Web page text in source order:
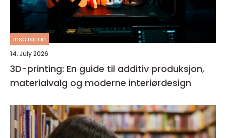
inspiration
14. July 2026
3D-printing: En guide til additiv produksjon,
materialvalg og moderne interiørdesign